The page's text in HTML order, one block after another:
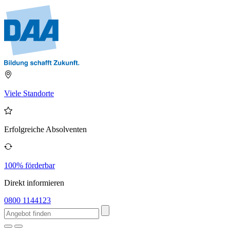
Viele Standorte
Erfolgreiche Absolventen
100% förderbar
Direkt informieren
0800 1144123